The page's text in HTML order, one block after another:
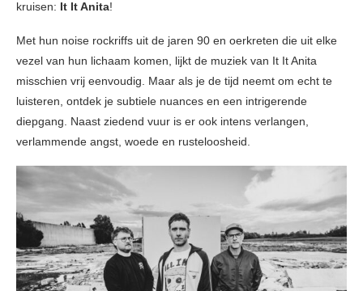
kruisen: It It Anita!
Met hun noise rockriffs uit de jaren 90 en oerkreten die uit elke
vezel van hun lichaam komen, lijkt de muziek van It It Anita
misschien vrij eenvoudig. Maar als je de tijd neemt om echt te
luisteren, ontdek je subtiele nuances en een intrigerende
diepgang. Naast ziedend vuur is er ook intens verlangen,
verlammende angst, woede en rusteloosheid.